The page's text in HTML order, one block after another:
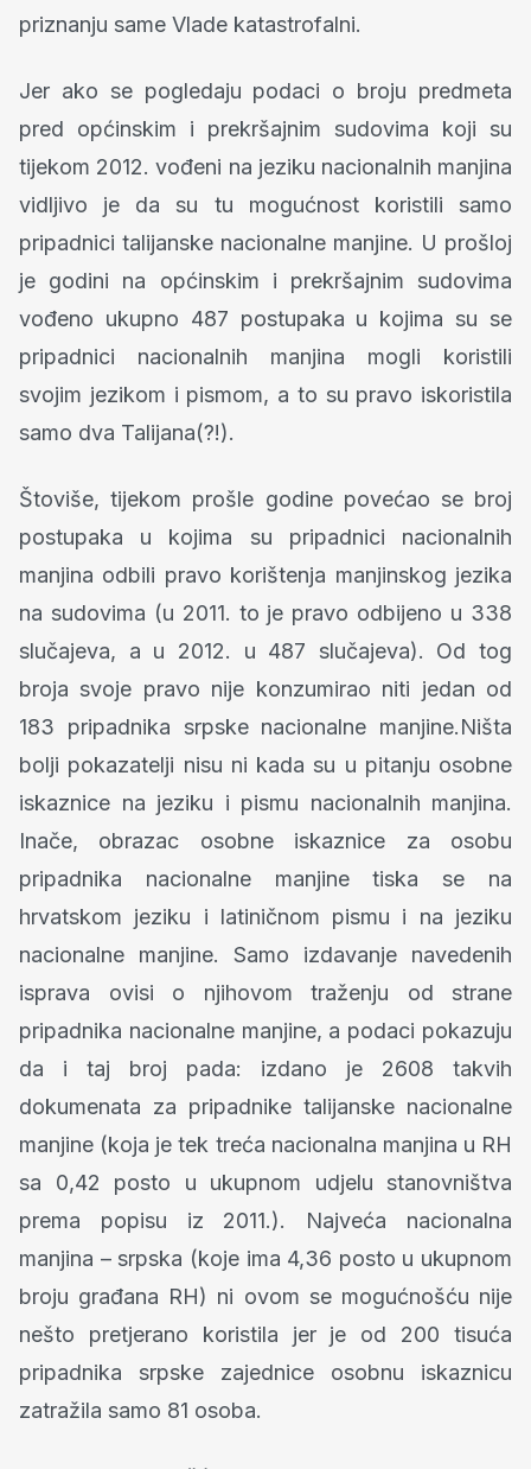
priznanju same Vlade katastrofalni.
Jer ako se pogledaju podaci o broju predmeta
pred općinskim i prekršajnim sudovima koji su
tijekom 2012. vođeni na jeziku nacionalnih manjina
vidljivo je da su tu mogućnost koristili samo
pripadnici talijanske nacionalne manjine. U prošloj
je godini na općinskim i prekršajnim sudovima
vođeno ukupno 487 postupaka u kojima su se
pripadnici nacionalnih manjina mogli koristili
svojim jezikom i pismom, a to su pravo iskoristila
samo dva Talijana(?!).
Štoviše, tijekom prošle godine povećao se broj
postupaka u kojima su pripadnici nacionalnih
manjina odbili pravo korištenja manjinskog jezika
na sudovima (u 2011. to je pravo odbijeno u 338
slučajeva, a u 2012. u 487 slučajeva). Od tog
broja svoje pravo nije konzumirao niti jedan od
183 pripadnika srpske nacionalne manjine.Ništa
bolji pokazatelji nisu ni kada su u pitanju osobne
iskaznice na jeziku i pismu nacionalnih manjina.
Inače, obrazac osobne iskaznice za osobu
pripadnika nacionalne manjine tiska se na
hrvatskom jeziku i latiničnom pismu i na jeziku
nacionalne manjine. Samo izdavanje navedenih
isprava ovisi o njihovom traženju od strane
pripadnika nacionalne manjine, a podaci pokazuju
da i taj broj pada: izdano je 2608 takvih
dokumenata za pripadnike talijanske nacionalne
manjine (koja je tek treća nacionalna manjina u RH
sa 0,42 posto u ukupnom udjelu stanovništva
prema popisu iz 2011.). Najveća nacionalna
manjina – srpska (koje ima 4,36 posto u ukupnom
broju građana RH) ni ovom se mogućnošću nije
nešto pretjerano koristila jer je od 200 tisuća
pripadnika srpske zajednice osobnu iskaznicu
zatražila samo 81 osoba.